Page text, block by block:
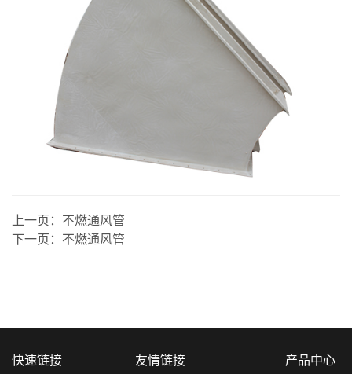
上一页： 不燃通风管
下一页： 不燃通风管
快速链接 友情链接 产品中心